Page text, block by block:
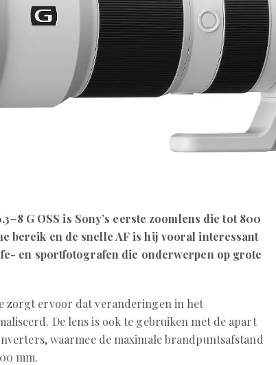
G OSS is Sony’s eerste zoomlens die tot 800
bereik en de snelle AF is hij vooral interessant
en sportfotografen die onderwerpen op grote
zorgt ervoor dat veranderingen in het
De lens is ook te gebruiken met de apart
waarmee de maximale brandpuntsafstand
mm.